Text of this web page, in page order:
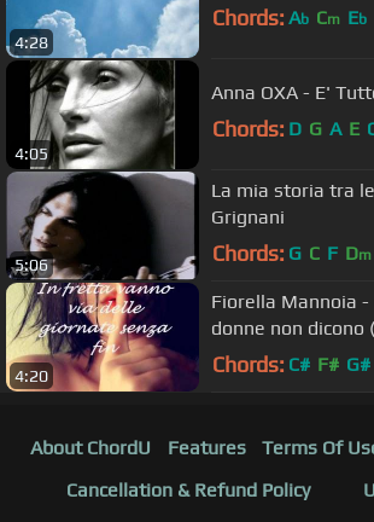
4:28
Chords: Ab Cm Eb
4:05
Anna OXA - E'
Chords: D G A E
5:06
La mia storia tra
Grignani
Chords: G C F Dm
4:20
Fiorella Mannoia -
donne non dicono
Chords: C# F# G#
About ChordU Features Terms Of
Cancellation & Refund Policy